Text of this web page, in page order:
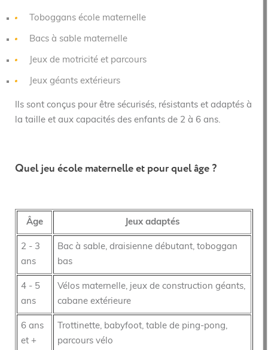
Toboggans école maternelle
Bacs à sable maternelle
Jeux de motricité et parcours
Jeux géants extérieurs
Ils sont conçus pour être sécurisés, résistants et adaptés à
la taille et aux capacités des enfants de 2 à 6 ans.
Quel jeu école maternelle et pour quel âge ?
Âge Jeux adaptés
2 - 3
ans
Bac à sable, draisienne débutant, toboggan
bas
4 - 5
ans
Vélos maternelle, jeux de construction géants,
cabane extérieure
6 ans
et +
Trottinette, babyfoot, table de ping-pong,
parcours vélo